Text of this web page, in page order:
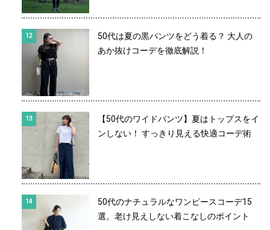
50代は夏の黒パンツをどう着る？ 大人の
あか抜けコーデを徹底解説！
【50代のワイドパンツ】夏はトップスをイ
ンしない！ すっきり見える快適コーデ術
50代のナチュラルなワンピースコーデ15
選。老け見えしない着こなしのポイント